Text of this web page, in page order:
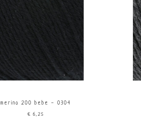
merino 200 bebe - 0304
€6,25